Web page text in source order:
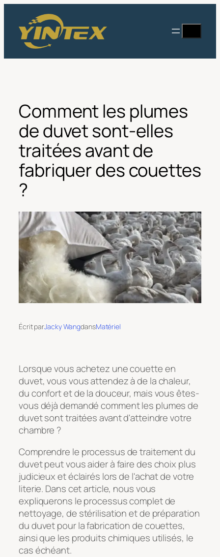
contenu
Comment les plumes
de duvet sont-elles
traitées avant de
fabriquer des couettes
?
Écrit parJacky WangdansMatériel
Lorsque vous achetez une couette en
duvet, vous vous attendez à de la chaleur,
du confort et de la douceur, mais vous êtes-
vous déjà demandé comment les plumes de
duvet sont traitées avant d'atteindre votre
chambre ?
Comprendre le processus de traitement du
duvet peut vous aider à faire des choix plus
judicieux et éclairés lors de l'achat de votre
literie. Dans cet article, nous vous
expliquerons le processus complet de
nettoyage, de stérilisation et de préparation
du duvet pour la fabrication de couettes,
ainsi que les produits chimiques utilisés, le
cas échéant.